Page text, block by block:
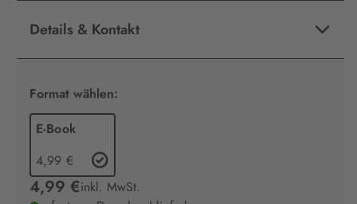
Details & Kontakt
Format wählen:
E-Book
4,99 €
4,99 €inkl. MwSt.